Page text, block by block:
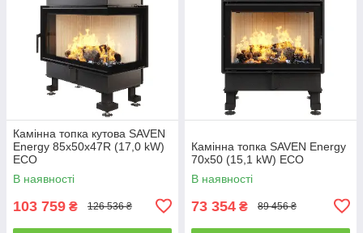
Камінна топка кутова SAVEN
Energy 85х50х47R (17,0 kW)
ECO
В наявності
103 759 ₴ 126 536 ₴
Камінна топка SAVEN Energy
70х50 (15,1 kW) ECO
В наявності
73 354 ₴ 89 456 ₴